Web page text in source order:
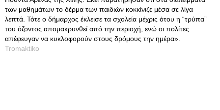
των μαθημάτων το δέρμα των παιδιών κοκκίνιζε μέσα σε λίγα
λεπτά. Τότε ο δήμαρχος έκλεισε τα σχολεία μέχρις ότου η “τρύπα”
του όζοντος απομακρυνθεί από την περιοχή, ενώ οι πολίτες
απέφευγαν να κυκλοφορούν στους δρόμους την ημέρα».
Tromaktiko